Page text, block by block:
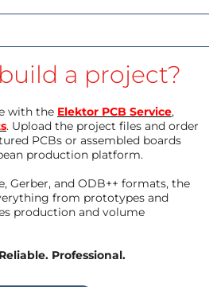
a project?
with the Elektor PCB Service,
. Upload the project files and order
PCBs or assembled boards
production platform.
Gerber, and ODB++ formats, the
from prototypes and
production and volume
Professional.